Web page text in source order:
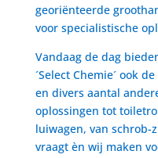
georiënteerde
voor specialistische
Vandaag de dag
´Select Chemie´ ook
en divers aantal
oplossingen tot
luiwagen, van schrob-
vraagt èn wij maken